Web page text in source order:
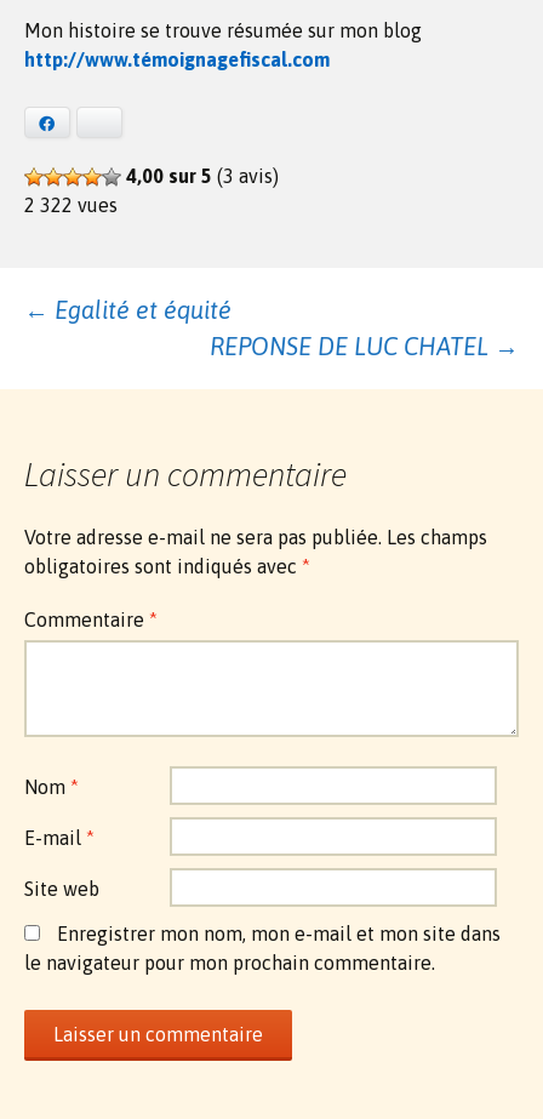
Mon histoire se trouve résumée sur mon blog
http://www.témoignagefiscal.com
4,00 sur 5 (3 avis)
2 322 vues
Navigation
des
articles
← Egalité et équité
REPONSE DE LUC CHATEL →
Laisser un commentaire
Votre adresse e-mail ne sera pas publiée. Les champs
obligatoires sont indiqués avec *
Commentaire *
Nom *
E-mail *
Site web
Enregistrer mon nom, mon e-mail et mon site dans
le navigateur pour mon prochain commentaire.